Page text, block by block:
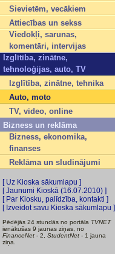
Sievietēm, vecākiem
Attiecības un sekss
Viedokļi, sarunas,
komentāri, intervijas
Izglītība, zinātne,
tehnoloģijas, auto, TV
Izglītība, zinātne, tehnika
Auto, moto
TV, video, online
Bizness un reklāma
Bizness, ekonomika,
finanses
Reklāma un sludinājumi
[ Uz Kioska sākumlapu ]
[ Jaunumi Kioskā (16.07.2010) ]
[ Par Kiosku, palīdzība, kontakti ]
[ Izveidot savu Kioska sākumlapu ]
Pēdējās 24 stundās no portāla TVNET
ienākušas 9 jaunas ziņas, no
FinanceNet - 2, StudentNet - 1 jauna
ziņa.